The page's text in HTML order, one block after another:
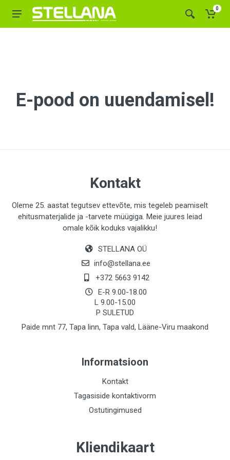
0
E-pood on uuendamisel!
Kontakt
Oleme 25. aastat tegutsev ettevõte, mis tegeleb peamiselt
ehitusmaterjalide ja -tarvete müügiga. Meie juures leiad
omale kõik koduks vajalikku!
STELLANA OÜ
info@stellana.ee
+372 5663 9142
E-R 9.00-18.00
L 9.00-15.00
P SULETUD
Paide mnt 77, Tapa linn, Tapa vald, Lääne-Viru maakond
Informatsioon
Kontakt
Tagasiside kontaktivorm
Ostutingimused
Kliendikaart